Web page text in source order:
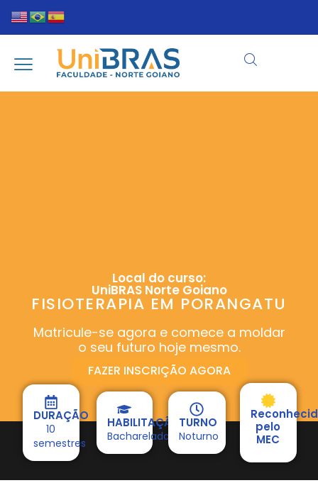
Local do curso:
UniBRAS Norte Goiano
FISIOTERAPIA EM PORANGATU
Matricule-se agora e comece a moldar
o seu futuro hoje mesmo.
FAZER INSCRIÇÃO AGORA
DURAÇÃO
10
semestres
HABILITAÇÃO
Bacharelado
TURNO
Noturno
pelo
MEC